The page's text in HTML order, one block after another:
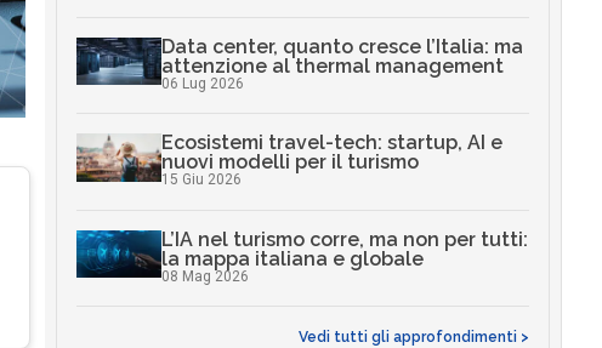
Data center, quanto cresce l’Italia: ma
attenzione al thermal management
06 Lug 2026
Ecosistemi travel-tech: startup, AI e
nuovi modelli per il turismo
15 Giu 2026
L’IA nel turismo corre, ma non per tutti:
la mappa italiana e globale
08 Mag 2026
Vedi tutti gli approfondimenti >